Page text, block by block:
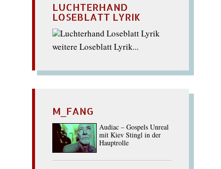
LUCHTERHAND
LOSEBLATT LYRIK
weitere Loseblatt Lyrik...
M_FANG
Audiac – Gospels Unreal
mit Kiev Stingl in der
Hauptrolle